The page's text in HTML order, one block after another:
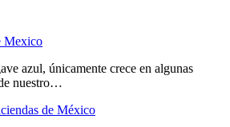
Mexico
azul, únicamente crece en algunas
nuestro…
de México